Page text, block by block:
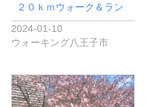
２０ｋｍウォーク＆ラン
2024-01-10
ウォーキング八王子市